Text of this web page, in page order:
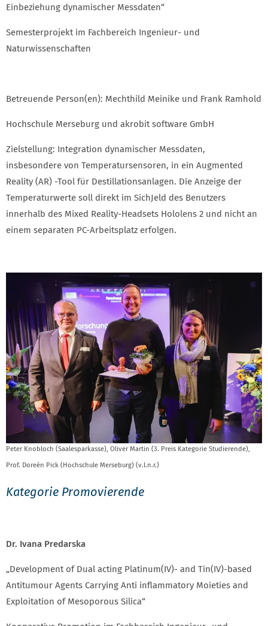
Einbeziehung dynamischer Messdaten“
Semesterprojekt im Fachbereich Ingenieur- und
Naturwissenschaften
Betreuende Person(en): Mechthild Meinike und Frank Ramhold
Hochschule Merseburg und akrobit software GmbH
Zielstellung: Integration dynamischer Messdaten,
insbesondere von Temperatursensoren, in ein Augmented
Reality (AR) -Tool für Destillationsanlagen. Die Anzeige der
Temperaturwerte soll direkt im SichJeld des Benutzers
innerhalb des Mixed Reality-Headsets Hololens 2 und nicht an
einem separaten PC-Arbeitsplatz erfolgen.
Peter Knobloch (Saalesparkasse), Oliver Martin (3. Preis Kategorie Studierende),
Prof. Doreén Pick (Hochschule Merseburg) (v.l.n.r.)
Kategorie Promovierende
Dr. Ivana Predarska
„Development of Dual acting Platinum(IV)- and Tin(IV)-based
Antitumour Agents Carrying Anti inflammatory Moieties and
Exploitation of Mesoporous Silica“